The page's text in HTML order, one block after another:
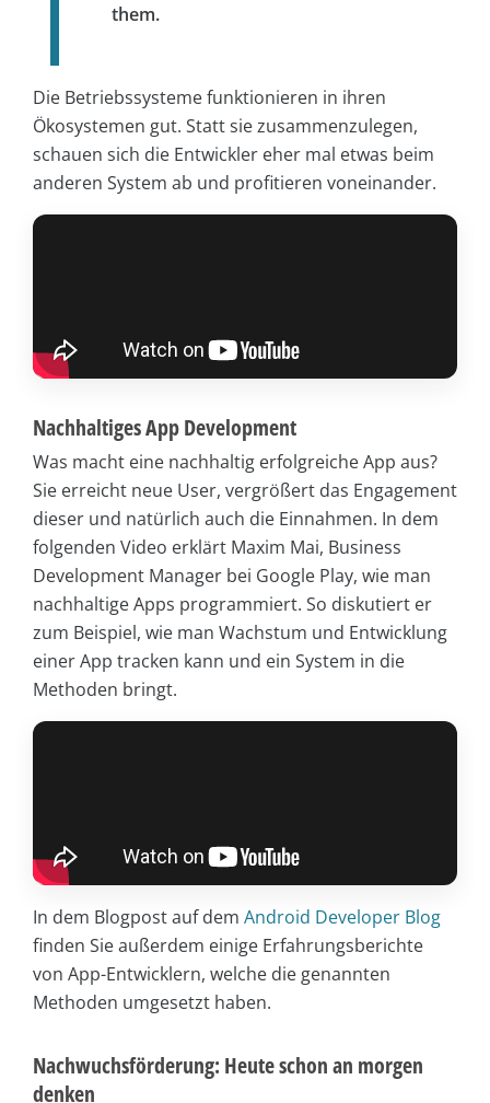
them.
Die Betriebssysteme funktionieren in ihren
Ökosystemen gut. Statt sie zusammenzulegen,
schauen sich die Entwickler eher mal etwas beim
anderen System ab und profitieren voneinander.
Nachhaltiges App Development
Was macht eine nachhaltig erfolgreiche App aus?
Sie erreicht neue User, vergrößert das Engagement
dieser und natürlich auch die Einnahmen. In dem
folgenden Video erklärt Maxim Mai, Business
Development Manager bei Google Play, wie man
nachhaltige Apps programmiert. So diskutiert er
zum Beispiel, wie man Wachstum und Entwicklung
einer App tracken kann und ein System in die
Methoden bringt.
In dem Blogpost auf dem Android Developer Blog
finden Sie außerdem einige Erfahrungsberichte
von App-Entwicklern, welche die genannten
Methoden umgesetzt haben.
Nachwuchsförderung: Heute schon an morgen
denken